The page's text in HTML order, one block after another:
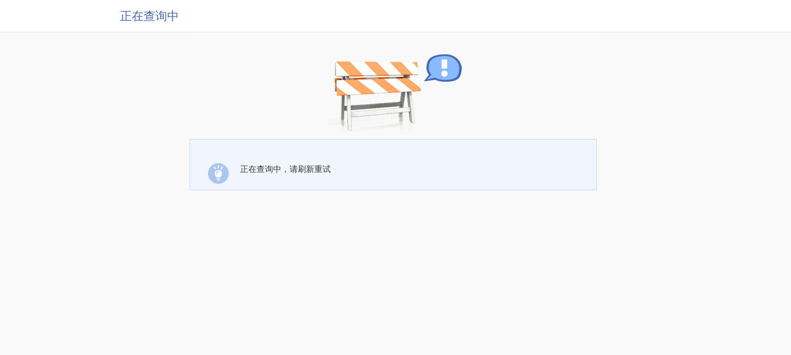
正在查询中
正在查询中，请刷新重试